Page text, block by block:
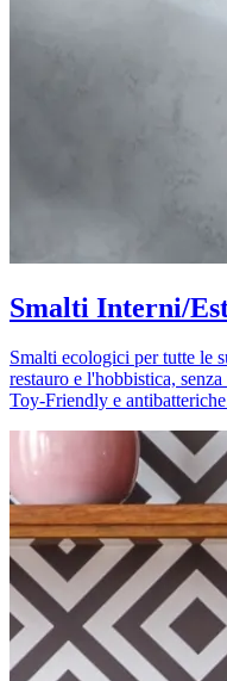
Smalti Interni/
Smalti ecologici per tutte le
restauro e l'hobbistica,
Toy-Friendly e